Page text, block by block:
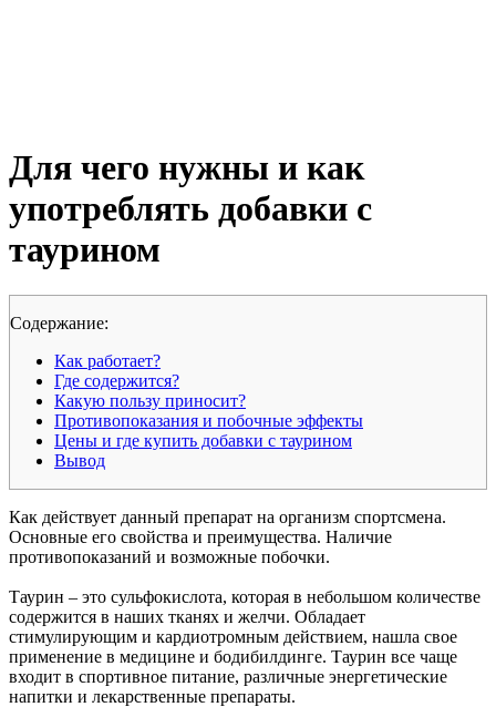
Для чего нужны и как
употреблять добавки с
таурином
Cодержание:
Как работает?
Где содержится?
Какую пользу приносит?
Противопоказания и побочные эффекты
Цены и где купить добавки с таурином
Вывод
Как действует данный препарат на организм спортсмена.
Основные его свойства и преимущества. Наличие
противопоказаний и возможные побочки.
Таурин – это сульфокислота, которая в небольшом количестве
содержится в наших тканях и желчи. Обладает
стимулирующим и кардиотромным действием, нашла свое
применение в медицине и бодибилдинге. Таурин все чаще
входит в спортивное питание, различные энергетические
напитки и лекарственные препараты.